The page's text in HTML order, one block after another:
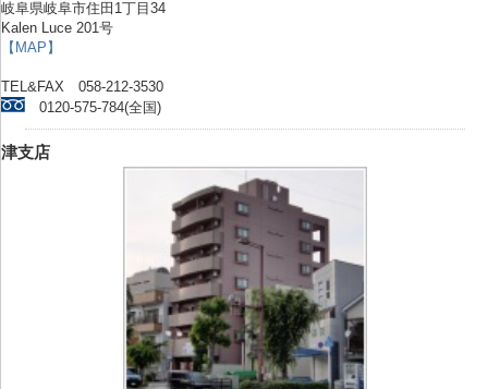
岐阜県岐阜市住田1丁目34
Kalen Luce 201号
【MAP】
TEL&FAX 058-212-3530
0120-575-784(全国)
津支店